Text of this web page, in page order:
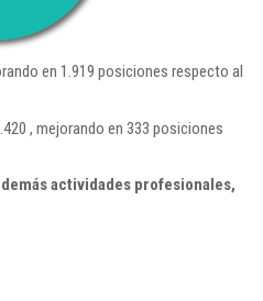
en 1.919 posiciones respecto al
, mejorando en 333 posiciones
actividades profesionales,